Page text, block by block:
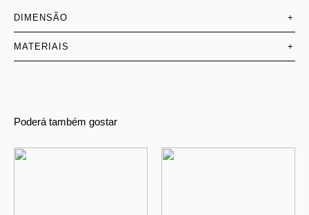
DIMENSÃO +
MATERIAIS +
Poderá também gostar